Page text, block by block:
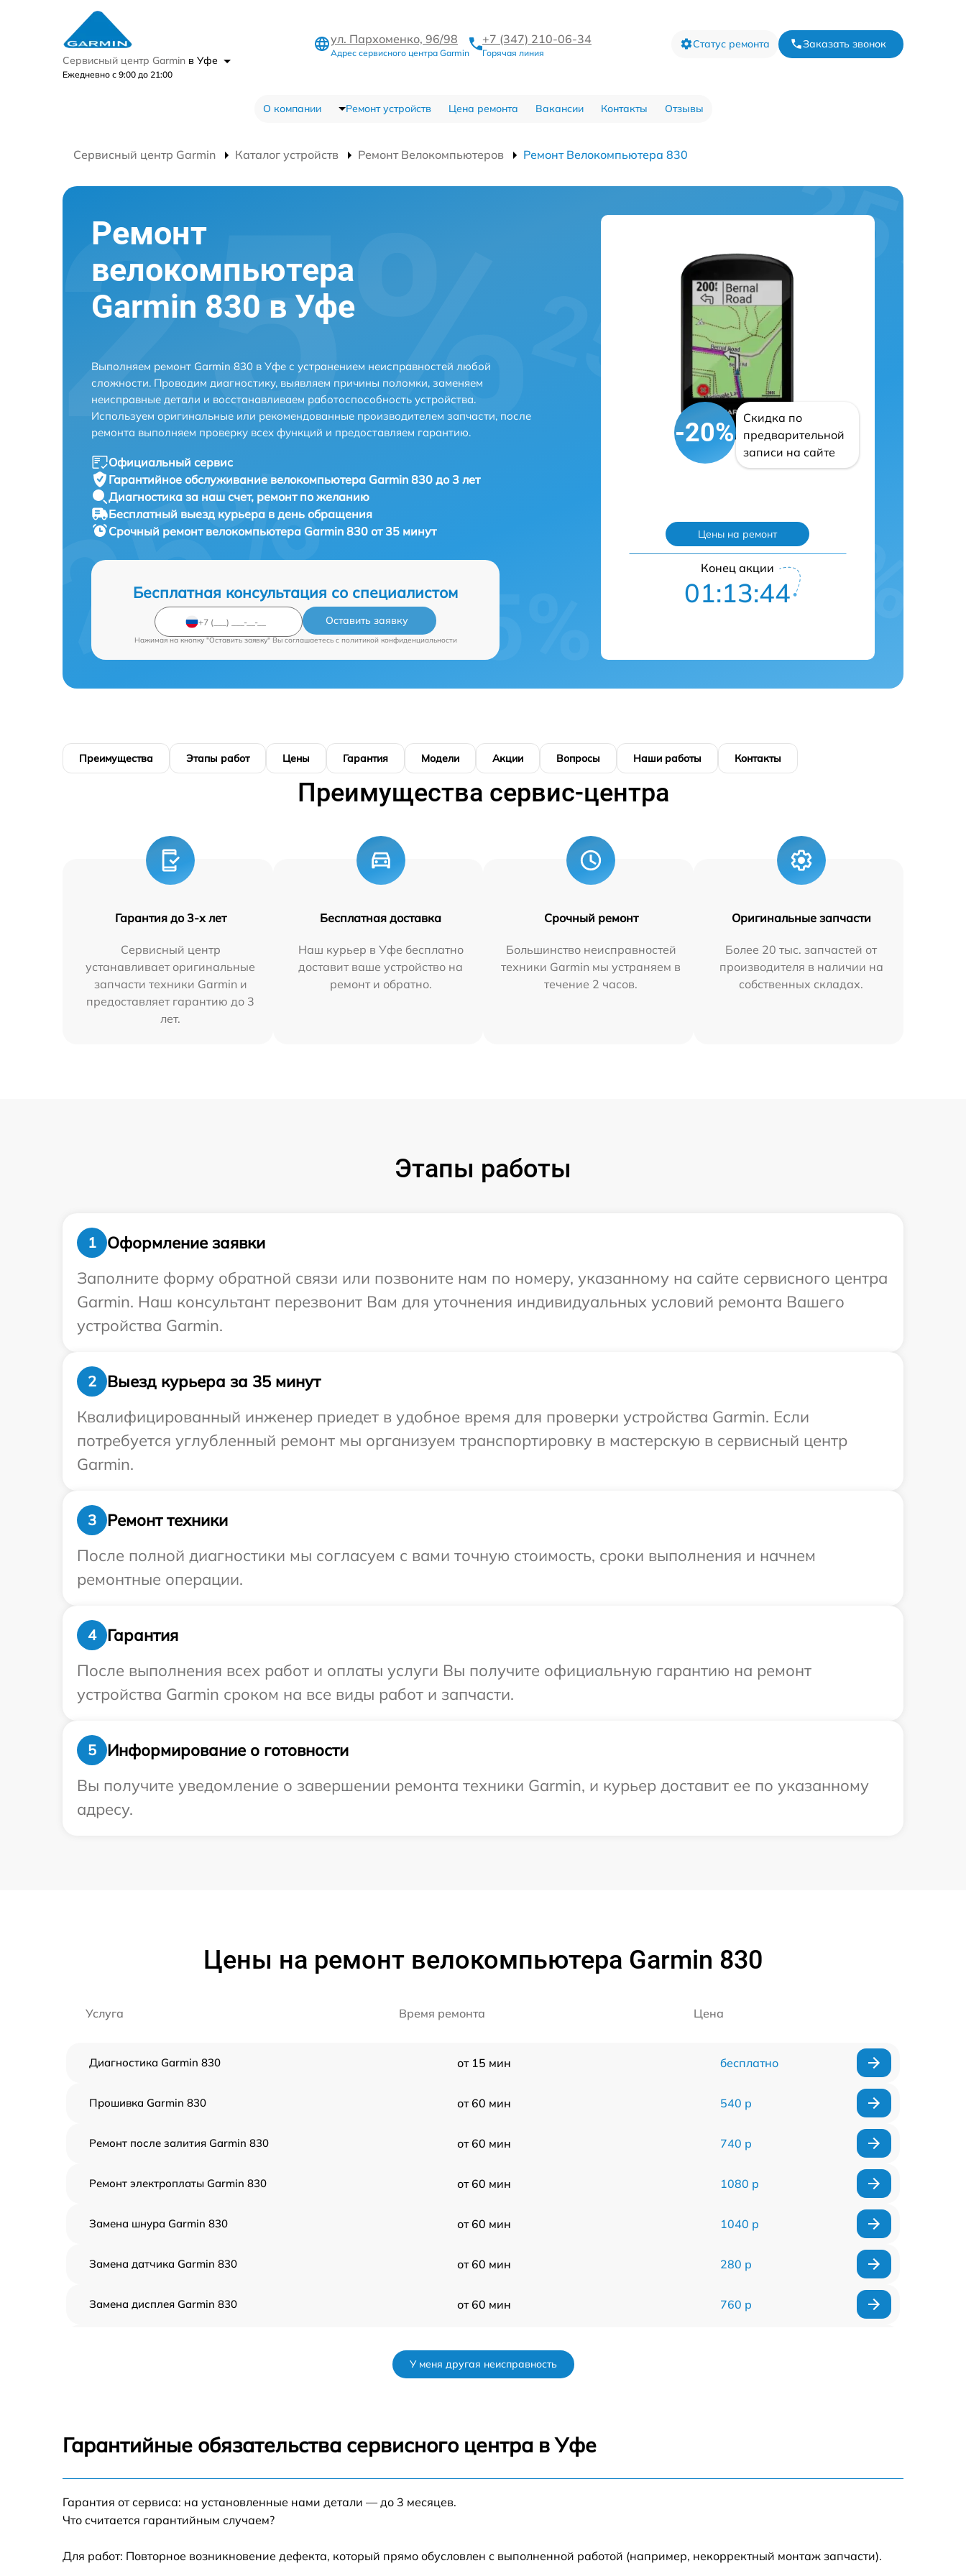
Сервисный центр Garmin в Уфе
Ежедневно с 9:00 до 21:00
ул. Пархоменко, 96/98
Адрес сервисного центра Garmin
+7 (347) 210-06-34
Горячая линия
Статус ремонта Заказать звонок
О компании Ремонт устройств Цена ремонта Вакансии Контакты Отзывы
Сервисный центр Garmin Каталог устройств Ремонт Велокомпьютеров Ремонт Велокомпьютера 830
Ремонт
велокомпьютера
Garmin 830 в Уфе
Выполняем ремонт Garmin 830 в Уфе с устранением неисправностей любой
сложности. Проводим диагностику, выявляем причины поломки, заменяем
неисправные детали и восстанавливаем работоспособность устройства.
Используем оригинальные или рекомендованные производителем запчасти, после
ремонта выполняем проверку всех функций и предоставляем гарантию.
Официальный сервис
Гарантийное обслуживание велокомпьютера Garmin 830 до 3 лет
Диагностика за наш счет, ремонт по желанию
Бесплатный выезд курьера в день обращения
Срочный ремонт велокомпьютера Garmin 830 от 35 минут
Бесплатная консультация со специалистом
Оставить заявку
Нажимая на кнопку "Оставить заявку" Вы соглашаетесь c политикой конфиденциальности
-20%
Скидка по
предварительной
записи на сайте
Цены на ремонт
Конец акции
01:13:43
Преимущества Этапы работ Цены Гарантия Модели Акции Вопросы Наши работы Контакты
Преимущества сервис-центра
Гарантия до 3-х лет
Сервисный центр
устанавливает оригинальные
запчасти техники Garmin и
предоставляет гарантию до 3
лет.
Бесплатная доставка
Наш курьер в Уфе бесплатно
доставит ваше устройство на
ремонт и обратно.
Срочный ремонт
Большинство неисправностей
техники Garmin мы устраняем в
течение 2 часов.
Оригинальные запчасти
Более 20 тыс. запчастей от
производителя в наличии на
собственных складах.
Этапы работы
1
Оформление заявки
Заполните форму обратной связи или позвоните нам по номеру, указанному на сайте сервисного центра
Garmin. Наш консультант перезвонит Вам для уточнения индивидуальных условий ремонта Вашего
устройства Garmin.
2
Выезд курьера за 35 минут
Квалифицированный инженер приедет в удобное время для проверки устройства Garmin. Если
потребуется углубленный ремонт мы организуем транспортировку в мастерскую в сервисный центр
Garmin.
3
Ремонт техники
После полной диагностики мы согласуем с вами точную стоимость, сроки выполнения и начнем
ремонтные операции.
4
Гарантия
После выполнения всех работ и оплаты услуги Вы получите официальную гарантию на ремонт
устройства Garmin сроком на все виды работ и запчасти.
5
Информирование о готовности
Вы получите уведомление о завершении ремонта техники Garmin, и курьер доставит ее по указанному
адресу.
Цены на ремонт велокомпьютера Garmin 830
Услуга Время ремонта Цена
Диагностика Garmin 830 от 15 мин бесплатно
Прошивка Garmin 830 от 60 мин 540 р
Ремонт после залития Garmin 830 от 60 мин 740 р
Ремонт электроплаты Garmin 830 от 60 мин 1080 р
Замена шнура Garmin 830 от 60 мин 1040 р
Замена датчика Garmin 830 от 60 мин 280 р
Замена дисплея Garmin 830 от 60 мин 760 р
Не включается Garmin 830
У меня другая неисправность
Гарантийные обязательства сервисного центра в Уфе
Гарантия от сервиса: на установленные нами детали — до 3 месяцев.
Что считается гарантийным случаем?
Для работ: Повторное возникновение дефекта, который прямо обусловлен с выполненной работой (например, некорректный монтаж запчасти).